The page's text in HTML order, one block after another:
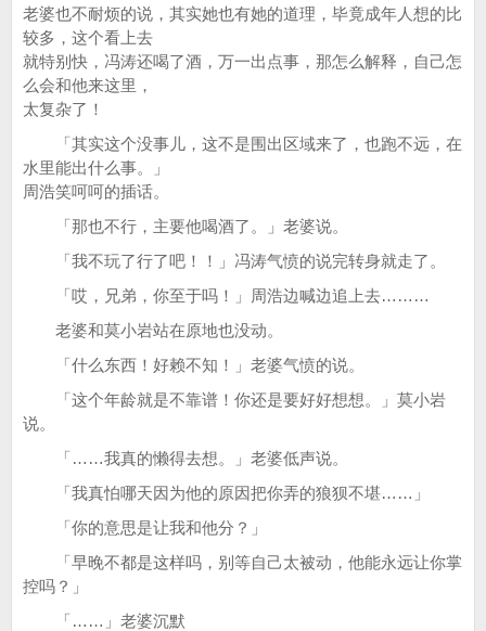
老婆也不耐烦的说，其实她也有她的道理，毕竟成年人想的比
较多，这个看上去
就特别快，冯涛还喝了酒，万一出点事，那怎么解释，自己怎
么会和他来这里，
太复杂了！
「其实这个没事儿，这不是围出区域来了，也跑不远，在
水里能出什么事。」
周浩笑呵呵的插话。
「那也不行，主要他喝酒了。」老婆说。
「我不玩了行了吧！！」冯涛气愤的说完转身就走了。
「哎，兄弟，你至于吗！」周浩边喊边追上去………
老婆和莫小岩站在原地也没动。
「什么东西！好赖不知！」老婆气愤的说。
「这个年龄就是不靠谱！你还是要好好想想。」莫小岩
说。
「……我真的懒得去想。」老婆低声说。
「我真怕哪天因为他的原因把你弄的狼狈不堪……」
「你的意思是让我和他分？」
「早晚不都是这样吗，别等自己太被动，他能永远让你掌
控吗？」
「……」老婆沉默